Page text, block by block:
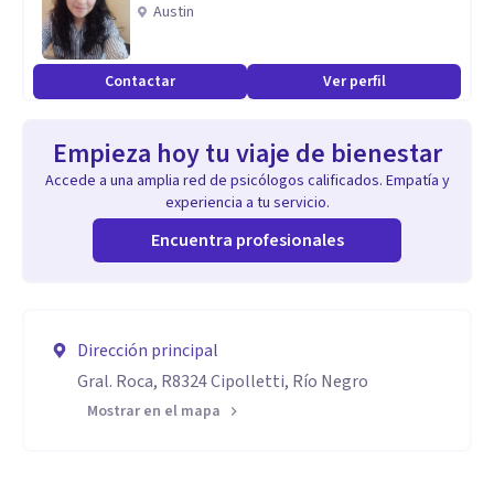
Austin
Contactar Ver perfil
Empieza hoy tu viaje de bienestar
Accede a una amplia red de psicólogos calificados. Empatía y
experiencia a tu servicio.
Encuentra profesionales
Dirección principal
Gral. Roca, R8324 Cipolletti, Río Negro
Mostrar en el mapa